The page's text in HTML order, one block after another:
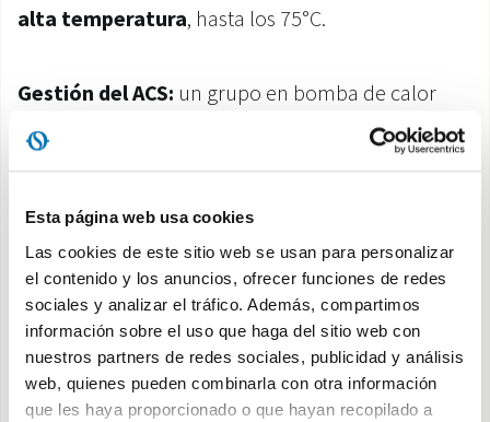
Esta página web usa cookies
Las cookies de este sitio web se usan para personalizar
el contenido y los anuncios, ofrecer funciones de redes
sociales y analizar el tráfico. Además, compartimos
información sobre el uso que haga del sitio web con
nuestros partners de redes sociales, publicidad y análisis
web, quienes pueden combinarla con otra información
que les haya proporcionado o que hayan recopilado a
alta temperatura, hasta los 75°C.
Gestión del ACS: un grupo en bomba de calor
agua-agua integrado en la unidad interior
proporciona agua caliente sanitaria a alta
independientemente de las condiciones climáticas
exteriores.
Continuidad absoluta disponibilidad de ACS:
garantizada por la redundancia del sistema de
doble circuito frigorífico.